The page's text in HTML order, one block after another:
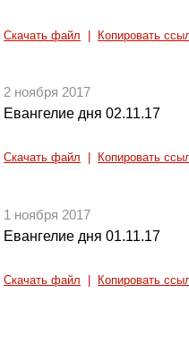
Скачать файл Копировать
2 ноября 2017
Евангелие дня 02.11.17
Скачать файл Копировать
1 ноября 2017
Евангелие дня 01.11.17
Скачать файл Копировать